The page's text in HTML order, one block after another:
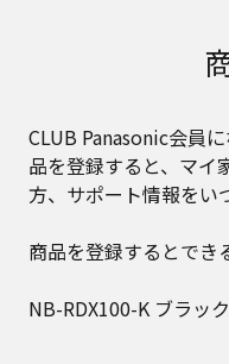
CLUB Panasonic会員
品を登録すると、マイ
方、サポート情報をい
商品を登録するとでき
NB-RDX100-K ブラック